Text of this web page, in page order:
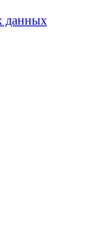
данных